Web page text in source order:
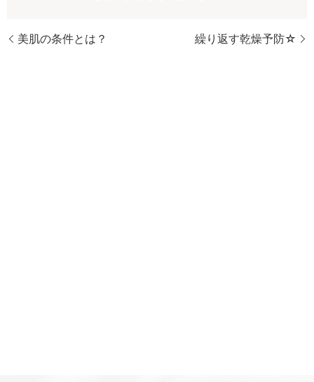
美肌の条件とは？ 繰り返す乾燥予防☆